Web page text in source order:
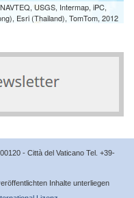
USGS, Intermap, iPC,
Esri (Thailand), TomTom, 2012
- Città del Vaticano Tel. +39-
Inhalte unterliegen